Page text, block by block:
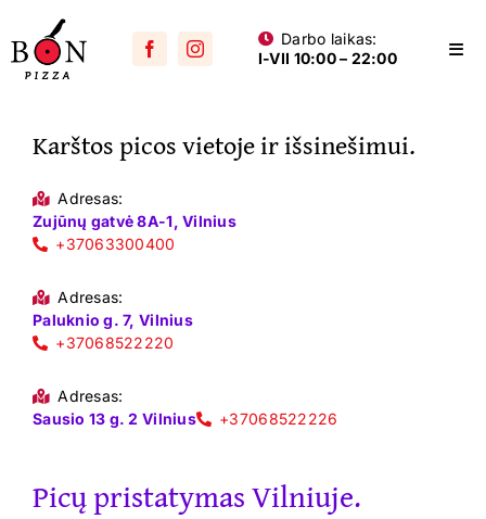
to
content
Darbo laikas:
I-VII 10:00 – 22:00
Su mėsa
Karštos picos vietoje ir išsinešimui.
Adresas:
Zujūnų gatvė 8A-1, Vilnius
+37063300400
Adresas:
Paluknio g. 7, Vilnius
+37068522220
Adresas:
Sausio 13 g. 2 Vilnius
+37068522226
Picų pristatymas Vilniuje.